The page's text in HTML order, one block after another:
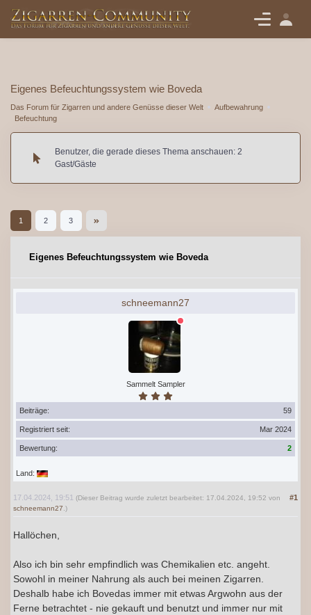
Eigenes Befeuchtungssystem wie Boveda
Das Forum für Zigarren und andere Genüsse dieser Welt
Aufbewahrung
Befeuchtung
Benutzer, die gerade dieses Thema anschauen: 2
Gast/Gäste
1 2 3
Eigenes Befeuchtungssystem wie Boveda
schneemann27
Sammelt Sampler
Beiträge: 59
Registriert seit: Mar 2024
Bewertung: 2
Land:
#1
17.04.2024, 19:51(Dieser Beitrag wurde zuletzt bearbeitet: 17.04.2024, 19:52 von
schneemann27 .)
Hallöchen,
Also ich bin sehr empfindlich was Chemikalien etc. angeht.
Sowohl in meiner Nahrung als auch bei meinen Zigarren.
Deshalb habe ich Bovedas immer mit etwas Argwohn aus der
Ferne betrachtet - nie gekauft und benutzt und immer nur mit